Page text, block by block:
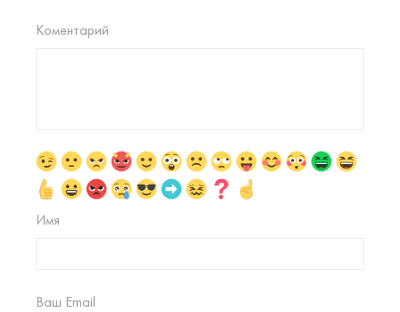
Коментарий
Имя
Ваш Email